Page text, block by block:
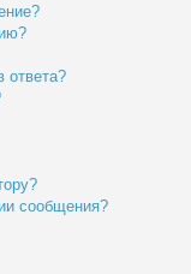
ответа?
сообщения?